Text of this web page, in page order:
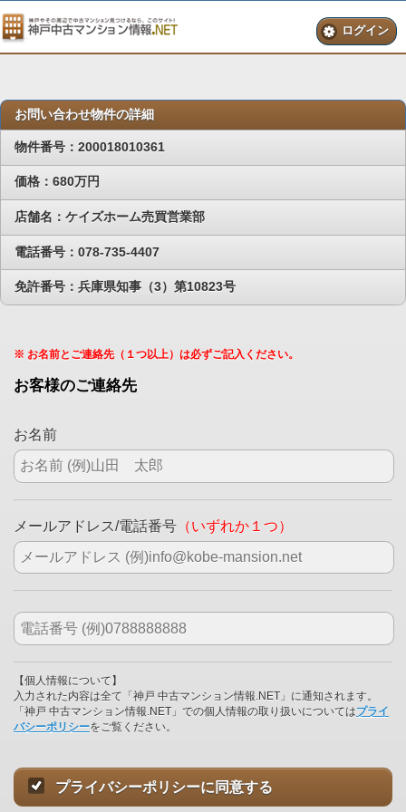
ログイン
お問い合わせ物件の詳細
物件番号：200018010361
価格：680万円
店舗名：ケイズホーム売買営業部
電話番号：078-735-4407
免許番号：兵庫県知事（3）第10823号
※ お名前とご連絡先（１つ以上）は必ずご記入ください。
お客様のご連絡先
お名前
メールアドレス/電話番号 （いずれか１つ）
【個人情報について】
入力された内容は全て「神戸 中古マンション情報.NET」に通知されます。
「神戸 中古マンション情報.NET」での個人情報の取り扱いについてはプライ
バシーポリシーをご覧ください。
プライバシーポリシーに同意する